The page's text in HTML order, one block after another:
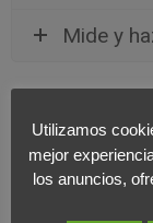
Mide y
contenidos
Muy sencillo.Tras
los datos
Utilizamos
mejor
los anuncios,